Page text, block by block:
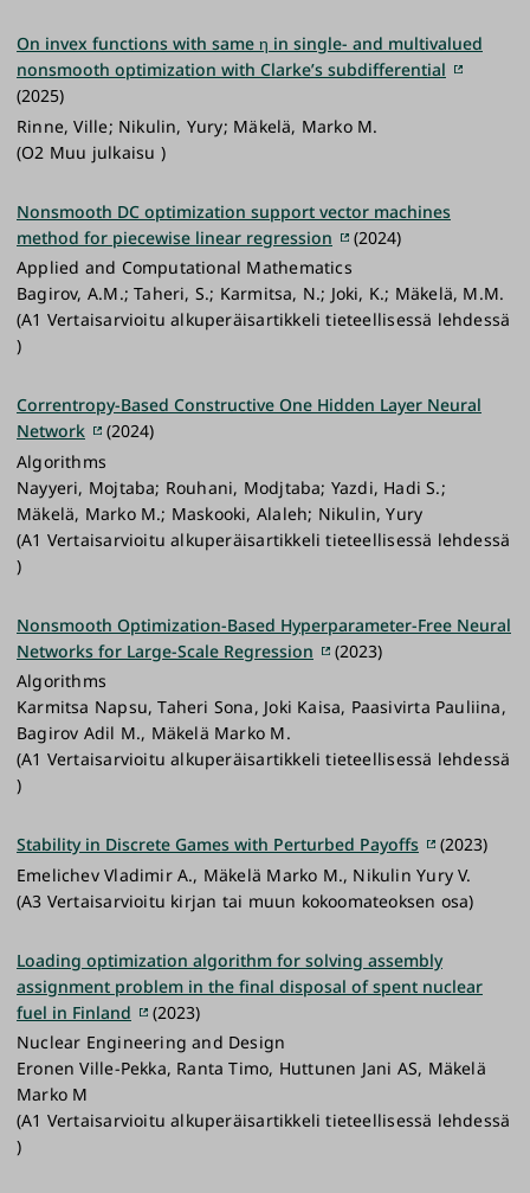
On invex functions with same η in single- and multivalued
nonsmooth optimization with Clarke’s subdifferential
(2025)
Rinne, Ville; Nikulin, Yury; Mäkelä, Marko M.
(O2 Muu julkaisu )
Nonsmooth DC optimization support vector machines
method for piecewise linear regression
(2024)
Applied and Computational Mathematics
Bagirov, A.M.; Taheri, S.; Karmitsa, N.; Joki, K.; Mäkelä, M.M.
(A1 Vertaisarvioitu alkuperäisartikkeli tieteellisessä lehdessä
)
Correntropy-Based Constructive One Hidden Layer Neural
Network
(2024)
Algorithms
Nayyeri, Mojtaba; Rouhani, Modjtaba; Yazdi, Hadi S.;
Mäkelä, Marko M.; Maskooki, Alaleh; Nikulin, Yury
(A1 Vertaisarvioitu alkuperäisartikkeli tieteellisessä lehdessä
)
Nonsmooth Optimization-Based Hyperparameter-Free Neural
Networks for Large-Scale Regression
(2023)
Algorithms
Karmitsa Napsu, Taheri Sona, Joki Kaisa, Paasivirta Pauliina,
Bagirov Adil M., Mäkelä Marko M.
(A1 Vertaisarvioitu alkuperäisartikkeli tieteellisessä lehdessä
)
Stability in Discrete Games with Perturbed Payoffs
(2023)
Emelichev Vladimir A., Mäkelä Marko M., Nikulin Yury V.
(A3 Vertaisarvioitu kirjan tai muun kokoomateoksen osa)
Loading optimization algorithm for solving assembly
assignment problem in the final disposal of spent nuclear
fuel in Finland
(2023)
Nuclear Engineering and Design
Eronen Ville-Pekka, Ranta Timo, Huttunen Jani AS, Mäkelä
Marko M
(A1 Vertaisarvioitu alkuperäisartikkeli tieteellisessä lehdessä
)